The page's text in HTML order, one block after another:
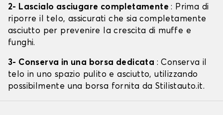
2- Lascialo asciugare completamente: Prima di
riporre il telo, assicurati che sia completamente
asciutto per prevenire la crescita di muffe e
funghi.
3- Conserva in una borsa dedicata : Conserva il
telo in uno spazio pulito e asciutto, utilizzando
possibilmente una borsa fornita da Stilistauto.it.